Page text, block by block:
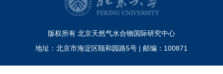
版权所有 北京天然气水合物国际研究中心
地址：北京市海淀区颐和园路5号 | 邮编：100871